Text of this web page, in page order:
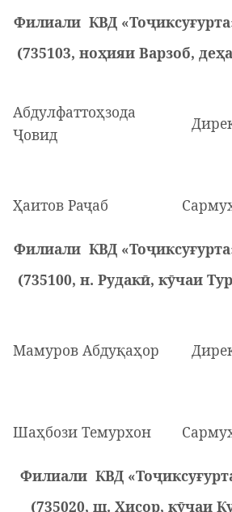
Филиали КВД
(735103, ноҳияи Варзоб,
Абдулфаттоҳзода
Ҷовид
Ҳаитов Раҷаб
Филиали КВД
(735100, н. Рудакӣ, кӯчаи
Мамуров Абдуқаҳор
Шаҳбози Темурхон
Филиали КВД
(735020, ш. Ҳисор, кӯчаи